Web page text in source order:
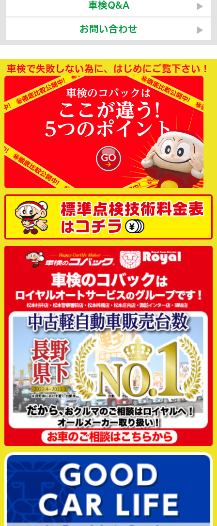
車検Q&A
お問い合わせ
車検で失敗しない為に、はじめにご覧下さい！
車検のコバックは
ここが違う!
5つのポイント